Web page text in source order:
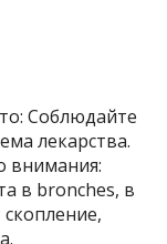
Соблюдайте
лекарства.
внимания:
в bronches, в